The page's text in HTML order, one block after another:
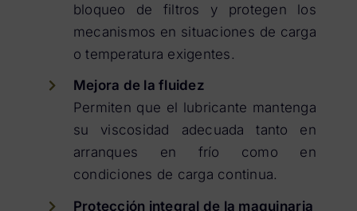
bloqueo de filtros y protegen los
mecanismos en situaciones de carga
o temperatura exigentes.
Mejora de la fluidez
Permiten que el lubricante mantenga
su viscosidad adecuada tanto en
arranques en frío como en
condiciones de carga continua.
Protección integral de la maquinaria